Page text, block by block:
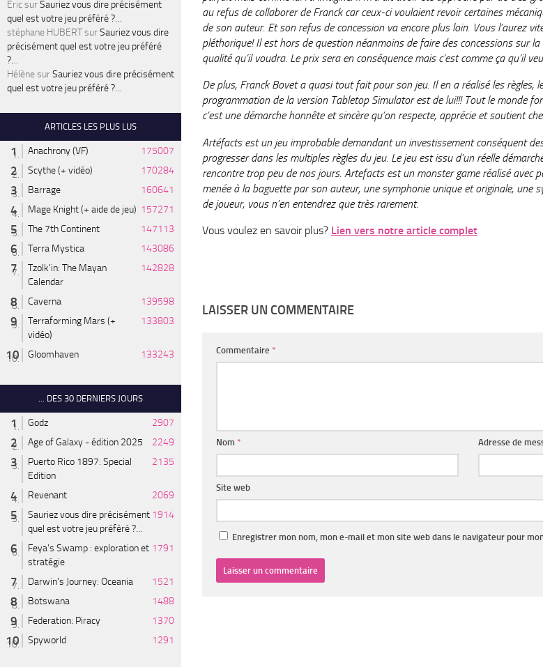
au refus de collaborer de Franck car ceux-ci voulaient revoir certaines
de son auteur. Et son refus de concession va encore plus loin. Vous l’aurez
pléthorique! Il est hors de question néanmoins de faire des concessions sur
qualité qu’il voudra. Le prix sera en conséquence mais c’est comme ça qu’il
De plus, Franck Bovet a quasi tout fait pour son jeu. Il en a réalisé les règles,
programmation de la version Tabletop Simulator est de lui!!! Tout le monde
c’est une démarche honnête et sincère qu’on respecte, apprécie et soutient
Artéfacts est un jeu improbable demandant un investissement conséquent
progresser dans les multiples règles du jeu. Le jeu est issu d’un réelle
rencontre trop peu de nos jours. Artefacts est un monster game réalisé avec
menée à la baguette par son auteur, une symphonie unique et originale, une
de joueur, vous n’en entendrez que très rarement.
Vous voulez en savoir plus? Lien vers notre article complet
LAISSER UN COMMENTAIRE
Commentaire *
Nom * Adresse de
Site web
Enregistrer mon nom, mon e-mail et mon site web dans le navigateur pour
ÉricsurSauriez vous dire précisément
quel est votre jeu préféré ?…
stéphane HUBERTsurSauriez vous dire
précisément quel est votre jeu préféré
?…
HélènesurSauriez vous dire précisément
quel est votre jeu préféré ?…
ARTICLES LES PLUS LUS
Anachrony (VF)
175007
Scythe (+ vidéo)
170284
Barrage
160641
Mage Knight (+ aide de jeu) 157271
The 7th Continent
147113
Terra Mystica
143086
Tzolk'in: The Mayan
Calendar
142828
Caverna
139598
Terraforming Mars (+
vidéo)
133803
Gloomhaven 133243
... DES 30 DERNIERS JOURS
Godz
2907
Age of Galaxy - édition 2025
2249
Puerto Rico 1897: Special
Edition
2135
Revenant
2069
Sauriez vous dire précisément
quel est votre jeu préféré ?...
1914
Feya’s Swamp : exploration et
stratégie
1791
Darwin's Journey: Oceania
1521
Botswana
1488
Federation: Piracy
1370
Spyworld
1291